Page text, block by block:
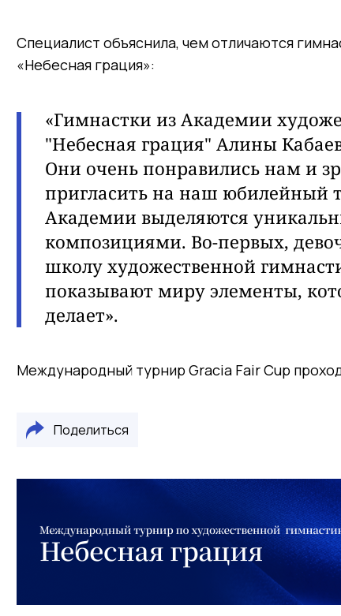
Специалист объяснила, чем отличаются
«Небесная грация»:
«Гимнастки из Академии
"Небесная грация" Алины
Они очень понравились нам и
пригласить на наш юбилейный
Академии выделяются
композициями. Во-первых,
школу художественной
показывают миру элементы,
делает».
Международный турнир Gracia Fair Cup
Поделиться